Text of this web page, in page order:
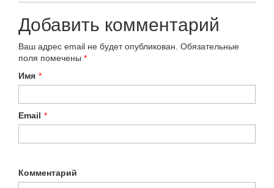
Добавить комментарий
Ваш адрес email не будет опубликован. Обязательные
поля помечены *
Имя *
Email *
Комментарий